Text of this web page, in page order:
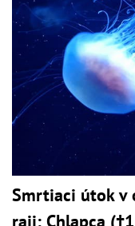
Smrtiaci útok v
raji: Chlapca